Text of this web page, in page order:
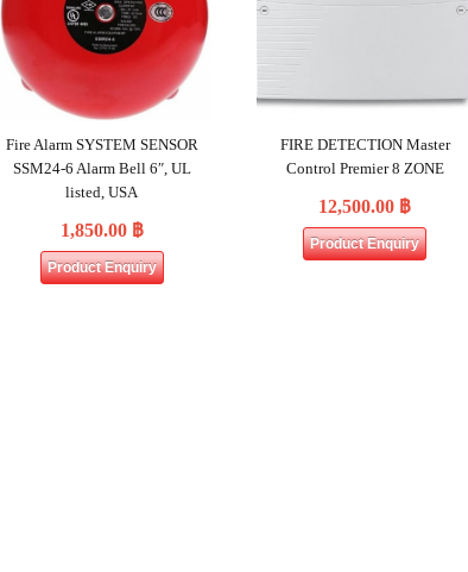
Fire Alarm SYSTEM SENSOR
SSM24-6 Alarm Bell 6″, UL
listed, USA
1,850.00 ฿
Product Enquiry
FIRE DETECTION Master
Control Premier 8 ZONE
12,500.00 ฿
Product Enquiry